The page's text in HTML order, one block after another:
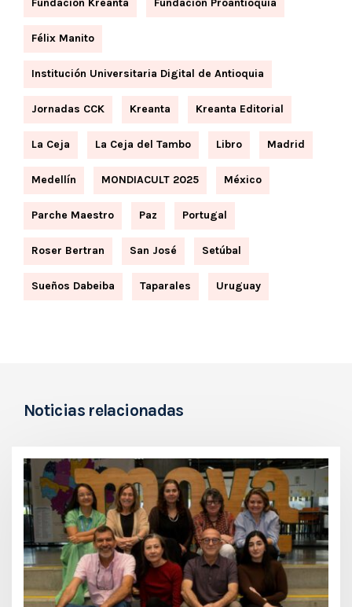
Fundación Kreanta Fundación Proantioquia
Félix Manito
Institución Universitaria Digital de Antioquia
Jornadas CCK Kreanta Kreanta Editorial
La Ceja La Ceja del Tambo Libro Madrid
Medellín MONDIACULT 2025 México
Parche Maestro Paz Portugal
Roser Bertran San José Setúbal
Sueños Dabeiba Taparales Uruguay
Noticias relacionadas